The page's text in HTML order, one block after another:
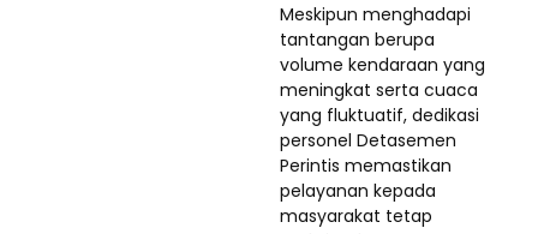
Meskipun menghadapi
tantangan berupa
volume kendaraan yang
meningkat serta cuaca
yang fluktuatif, dedikasi
personel Detasemen
Perintis memastikan
pelayanan kepada
masyarakat tetap